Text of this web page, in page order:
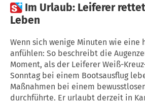
 Im Urlaub: Leiferer
Leben
Wenn sich wenige Minuten wie eine
anfühlen: So beschreibt die
Moment, als der Leiferer Weiß-
Sonntag bei einem Bootsausflug
Maßnahmen bei einem
durchführte. Er urlaubt derzeit in